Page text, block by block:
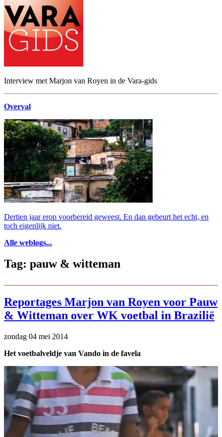
Interview met Marjon van Royen in de Vara-gids
Overval
Dertien jaar erop voorbereid geweest. En dan gebeurt het echt, en
toch eigenlijk niet.
Alle weblogs...
Tag: pauw & witteman
Reportages Marjon van Royen voor Pauw
& Witteman over WK voetbal in Brazilië
zondag 04 mei 2014
Het voetbalveldje van Vando in de favela